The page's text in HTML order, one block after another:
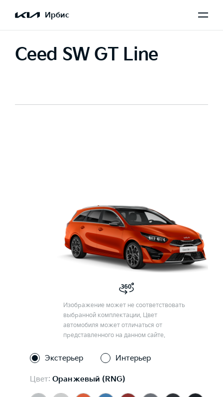
Ирбис
Ceed SW GT Line
Изображение может не соответствовать
выбранной комплектации. Цвет
автомобиля может отличаться от
представленного на данном сайте.
Экстерьер Интерьер
Цвет: Оранжевый (RNG)